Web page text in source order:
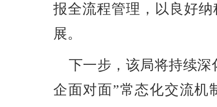
报全流程管理，以良好
展。
下一步 ， 该局将持续深
企面对面”常态化交流机